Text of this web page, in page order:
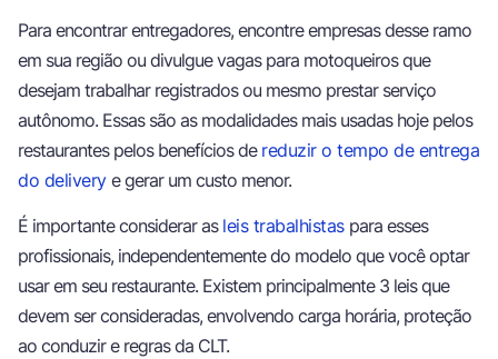
Para encontrar entregadores, encontre empresas desse ramo
em sua região ou divulgue vagas para motoqueiros que
desejam trabalhar registrados ou mesmo prestar serviço
autônomo. Essas são as modalidades mais usadas hoje pelos
restaurantes pelos benefícios de reduzir o tempo de entrega
do deliverye gerar um custo menor.
É importante considerar as leis trabalhistaspara esses
profissionais, independentemente do modelo que você optar
usar em seu restaurante. Existem principalmente 3 leis que
devem ser consideradas, envolvendo carga horária, proteção
ao conduzir e regras da CLT.